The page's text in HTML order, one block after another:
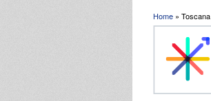
Tu sei qui
Home » Toscana